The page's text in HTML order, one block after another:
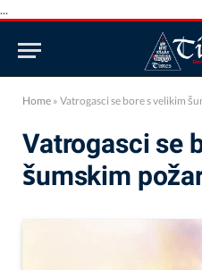
...
Home » Vatrogasci se bore s velikim
Vatrogasci se
šumskim